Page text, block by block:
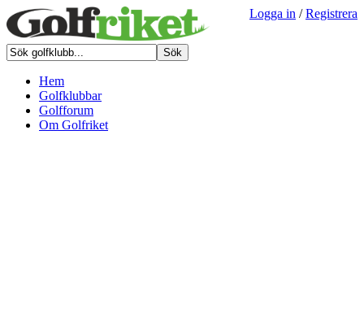
Logga in /Registrera
Hem
Golfklubbar
Golfforum
Om Golfriket